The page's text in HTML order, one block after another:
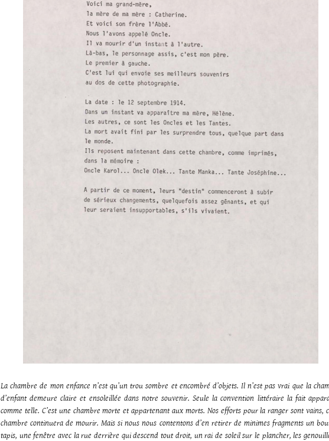
La chambre de mon enfance n’est qu’un trou sombre et encombré d’objets. Il n’est pas vrai que la
d’enfant demeure claire et ensoleillée dans notre souvenir. Seule la convention littéraire la fait
comme telle. C’est une chambre morte et appartenant aux morts. Nos efforts pour la ranger sont vains,
chambre continuera de mourir. Mais si nous nous contentons d’en retirer de minimes fragments un
tapis, une fenêtre avec la rue derrière qui descend tout droit, un rai de soleil sur le plancher, les